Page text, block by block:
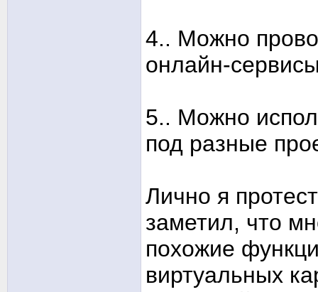
4.. Можно
онлайн-
5.. Можно
под разные
Лично я
заметил, что
похожие
виртуальных